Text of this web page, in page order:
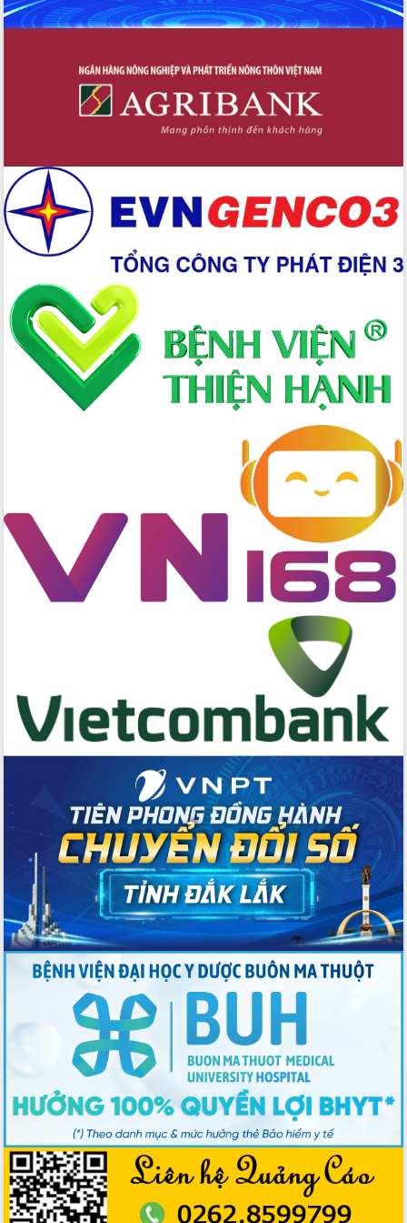
Chuyển đổi số 'mở đường' cho nông
nghiệp Đắk Lắk tăng trưởng bứt phá
địa chính, hoàn thiện cơ sở dữ liệu đất
Ứng dụng sinh trắc học - Bước tiến
trong hành trình chuyển đổi số tại Đắk
Đắk Lắk nâng cao hiệu quả công tác
Đảng từ Sổ tay đảng viên điện tử
Đắk Lắk đẩy mạnh nuôi biển công
nghệ, hướng tới phát triển thủy sản
bền vững
Tập huấn nâng cao năng lực triển khai
chuyển đổi số cho cán bộ, công chức
cấp xã
Đắk Lắk phát động hưởng ứng Ngày
Quyền của người tiêu dùng Việt Nam
2026
Đẩy mạnh cải cách hành chính, quyết
tâm đạt được mục tiêu tăng trưởng
Nhân dân tỉnh
Bệnh án điện tử thúc đẩy chuyển đổi
số y tế tại Đắk Lắk
Chuyển đổi số thư viện: Mở rộng
không gian tri thức trong thời đại số
Bầu cử Quốc hội và HĐND: Cử tri Đắk
Lắk gửi gắm niềm tin, kỳ vọng vào lá
phiếu
Ngày hội bầu cử đại biểu Quốc hội
khóa XVI và HĐND các cấp nhiệm kỳ
Đảm bảo cuộc bầu cử đại biểu Quốc
hội và đại biểu HĐND các cấp diễn ra
an toàn, hiệu quả, đúng quy định
Thủ tướng Chính phủ Phạm Minh Chính
kiểm tra, chỉ đạo hoàn thành các dự
án cao tốc và thăm khu tái định cư tại
Đắk Lắk
Sôi nổi Hội đua ngựa truyền thống Gò
Thì Thùng mừng Xuân Bính Ngọ 2026
Lãnh đạo tỉnh dâng hương tưởng niệm
tại Đập Đồng Cam đầu Xuân Bính Ngọ
Ngành nông nghiệp phấn đấu tăng
trưởng đạt 5,86% trong năm 2026
UBND tỉnh Đắk Lắk triển khai công tác
quốc phòng, quân sự địa phương năm
Đắk Lắk tập trung toàn lực khắc phục
tồn tại IUU, sẵn sàng làm việc với
Đoàn thanh tra EC
Chủ tịch UBND tỉnh Tạ Anh Tuấn thăm,